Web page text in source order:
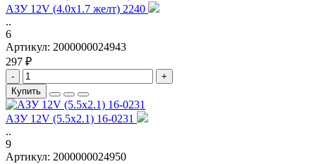
АЗУ 12V (4.0x1.7 желт) 2240
..
6
Артикул: 2000000024943
297 ₽
-
+
Купить
АЗУ 12V (5.5x2.1) 16-0231
..
9
Артикул: 2000000024950